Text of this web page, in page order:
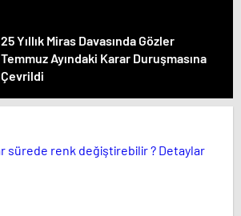
25 Yıllık Miras Davasında Gözler
Temmuz Ayındaki Karar Duruşmasına
Çevrildi